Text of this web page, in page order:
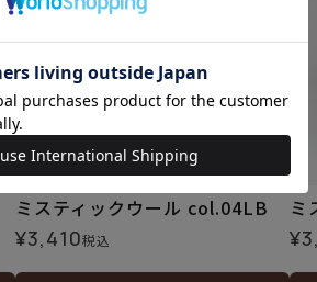
ミスティックウール col.04LB
¥3,410税込
ミ
¥